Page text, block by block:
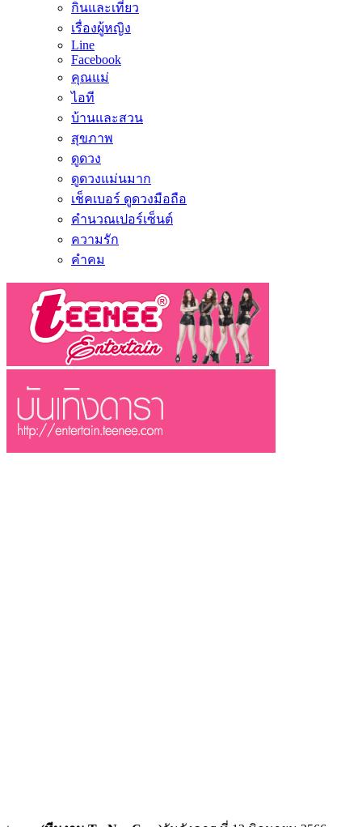
กินและเที่ยว
เรื่องผู้หญิง
Line
Facebook
คุณแม่
ไอที
บ้านและสวน
สุขภาพ
ดูดวง
ดูดวงแม่นมาก
เช็คเบอร์ ดูดวงมือถือ
คำนวณเปอร์เซ็นต์
ความรัก
คำคม